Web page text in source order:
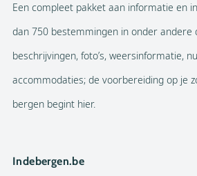
Een compleet pakket aan informatie en
dan 750 bestemmingen in onder andere
beschrijvingen, foto’s, weersinformatie,
accommodaties; de voorbereiding op je
bergen begint hier.
Indebergen.be